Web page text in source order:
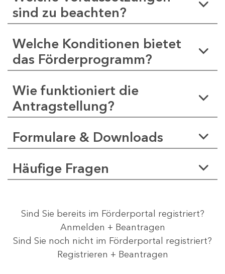
sind zu beachten?
Welche Konditionen bietet
das Förderprogramm?
Wie funktioniert die
Antragstellung?
Formulare & Downloads
Häufige Fragen
Sind Sie bereits im Förderportal registriert?
Anmelden + Beantragen
Sind Sie noch nicht im Förderportal registriert?
Registrieren + Beantragen